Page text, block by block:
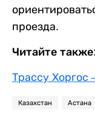
проезда.
Читайте также:
Трассу Хоргос
Казахстан Астана